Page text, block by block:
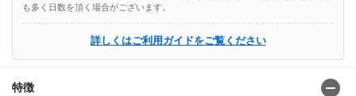
も多く日数を頂く場合がございます。
詳しくはご利用ガイドをご覧ください
特徴